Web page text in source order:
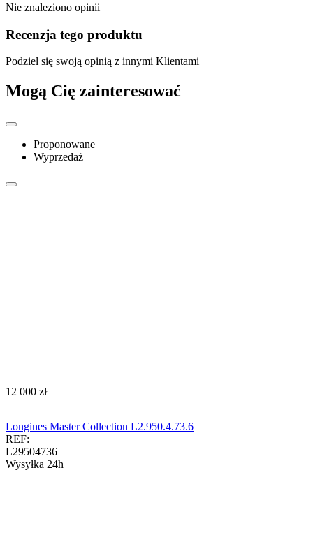
Nie znaleziono opinii
Recenzja tego produktu
Podziel się swoją opinią z innymi Klientami
Mogą Cię zainteresować
Proponowane
Wyprzedaż
‍12 000‍ zł
Longines Master Collection L2.950.4.73.6
REF:
L29504736
Wysyłka 24h